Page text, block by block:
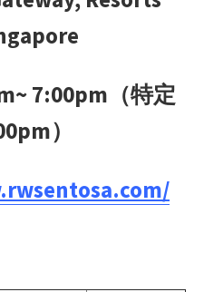
7:00pm（特定
）